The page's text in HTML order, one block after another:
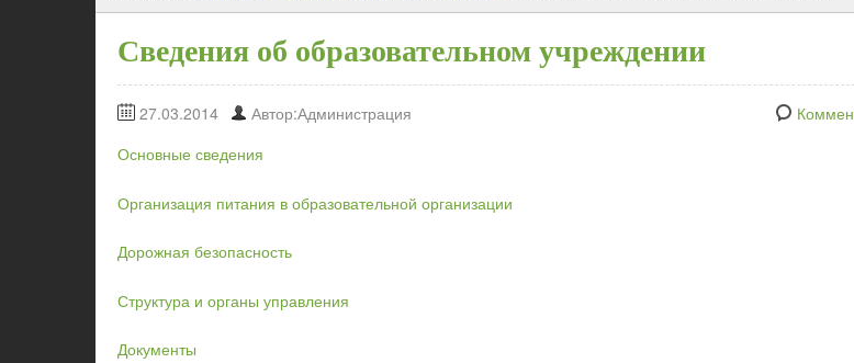
Сведения об образовательном учреждении
27.03.2014 Автор:Администрация
Основные сведения
Организация питания в образовательной организации
Дорожная безопасность
Структура и органы управления
Документы